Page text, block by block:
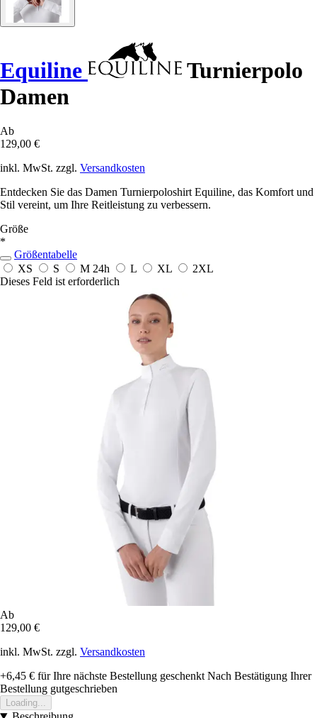
Equiline
Turnierpolo
Damen
Ab
129,00 €
inkl. MwSt. zzgl. Versandkosten
Entdecken Sie das Damen Turnierpoloshirt Equiline, das Komfort und
Stil vereint, um Ihre Reitleistung zu verbessern.
Größe
*
Größentabelle
XS
S M 24h L XL
2XL
Dieses Feld ist erforderlich
Ab
129,00 €
inkl. MwSt. zzgl. Versandkosten
+6,45 € für Ihre nächste Bestellung geschenkt Nach Bestätigung Ihrer
Bestellung gutgeschrieben
Loading...